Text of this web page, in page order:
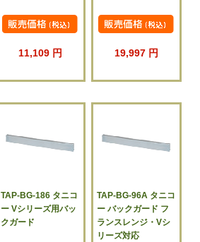
11,109 円 19,997 円
TAP-BG-186 タニコ
ー Vシリーズ用バッ
クガード
TAP-BG-96A タニコ
ー バックガード フ
ランスレンジ・Vシ
リーズ対応